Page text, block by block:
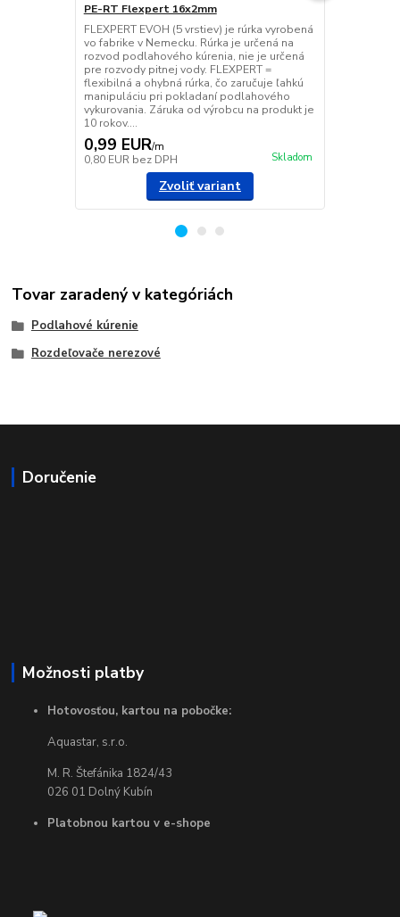
PE-RT Flexpert 16x2mm
FLEXPERT EVOH (5 vrstiev) je rúrka vyrobená
vo fabrike v Nemecku. Rúrka je určená na
rozvod podlahového kúrenia, nie je určená
pre rozvody pitnej vody. FLEXPERT =
flexibilná a ohybná rúrka, čo zaručuje ľahkú
manipuláciu pri pokladaní podlahového
vykurovania. Záruka od výrobcu na produkt je
10 rokov....
0,99 EUR/m
0,80 EUR bez DPH Skladom
Zvoliť variant
Tovar zaradený v kategóriách
Podlahové kúrenie
Rozdeľovače nerezové
Doručenie
Možnosti platby
Hotovosťou, kartou na pobočke:
Aquastar, s.r.o.
M. R. Štefánika 1824/43
026 01 Dolný Kubín
Platobnou kartou v e-shope